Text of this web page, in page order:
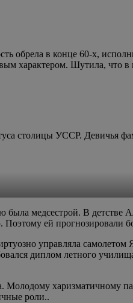
обрела в конце 60-х,
характером. Шутила, что
столицы УССР. Девичья
была медсестрой. В детстве
ей прогнозировали
управляла самолетом
диплом летного
харизматичному
роли..